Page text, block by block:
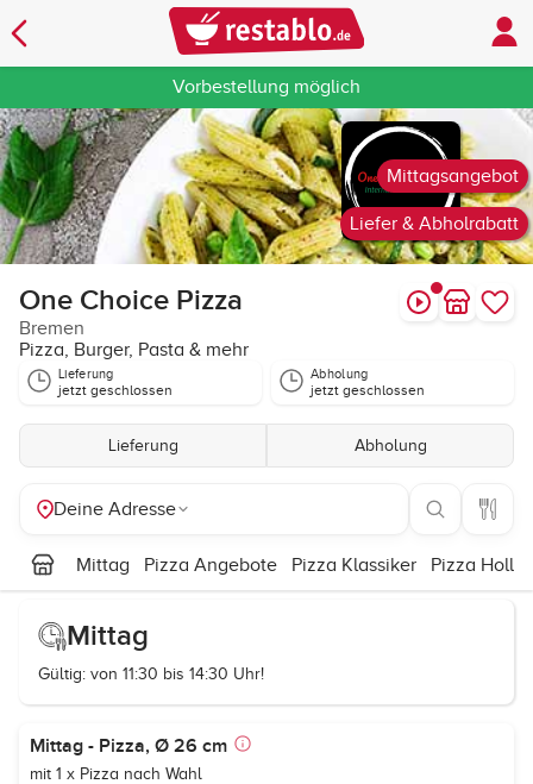
Vorbestellung möglich
Liefer & Abholrabatt
Mittagsangebot
One Choice Pizza
Bremen
Pizza, Burger, Pasta & mehr
Lieferung
jetzt geschlossen
Abholung
jetzt geschlossen
Lieferung Abholung
Deine Adresse
Mittag Pizza Angebote Pizza Klassiker Pizza
Mittag
Gültig: von 11:30 bis 14:30 Uhr!
Mittag - Pizza, Ø 26 cm
mit 1 x Pizza nach Wahl